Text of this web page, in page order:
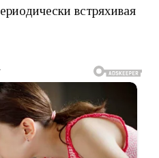
встряхивая